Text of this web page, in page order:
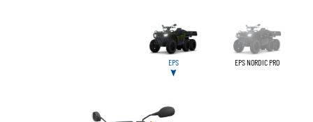
EPS EPS NORDIC PRO